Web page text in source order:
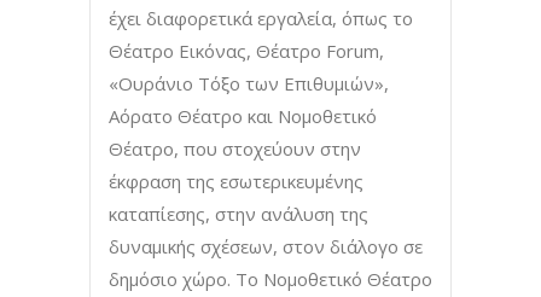
έχει διαφορετικά εργαλεία, όπως το
Θέατρο Εικόνας, Θέατρο Forum,
«Ουράνιο Τόξο των Επιθυμιών»,
Αόρατο Θέατρο και Νομοθετικό
Θέατρο, που στοχεύουν στην
έκφραση της εσωτερικευμένης
καταπίεσης, στην ανάλυση της
δυναμικής σχέσεων, στον διάλογο σε
δημόσιο χώρο. To Νομοθετικό Θέατρο